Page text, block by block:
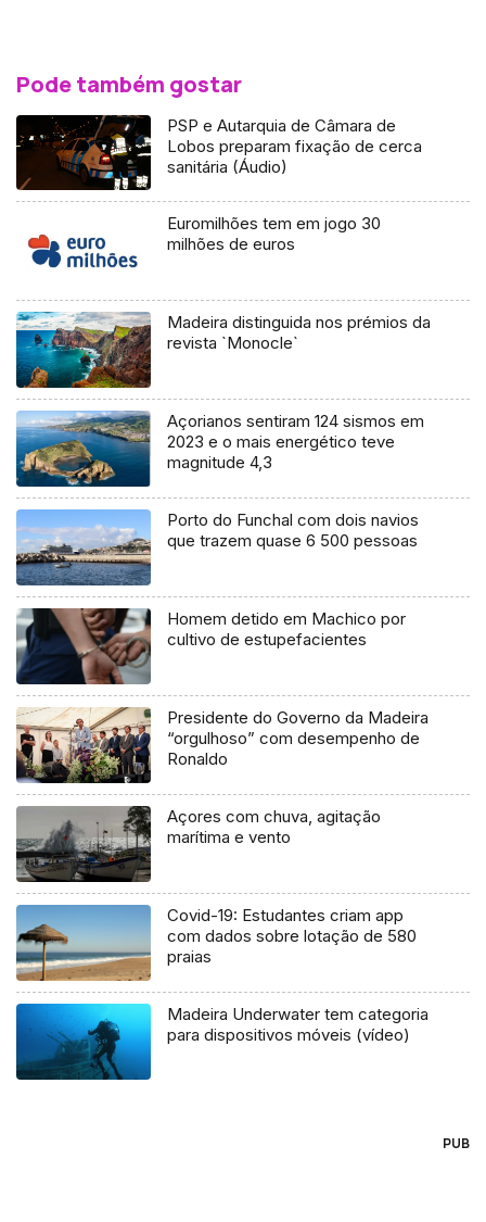
Pode também gostar
PSP e Autarquia de Câmara de
Lobos preparam fixação de cerca
sanitária (Áudio)
Euromilhões tem em jogo 30
milhões de euros
Madeira distinguida nos prémios da
revista `Monocle`
Açorianos sentiram 124 sismos em
2023 e o mais energético teve
magnitude 4,3
Porto do Funchal com dois navios
que trazem quase 6 500 pessoas
Homem detido em Machico por
cultivo de estupefacientes
Presidente do Governo da Madeira
“orgulhoso” com desempenho de
Ronaldo
Açores com chuva, agitação
marítima e vento
Covid-19: Estudantes criam app
com dados sobre lotação de 580
praias
Madeira Underwater tem categoria
para dispositivos móveis (vídeo)
PUB